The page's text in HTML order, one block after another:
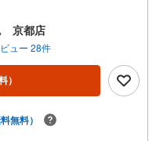
物件:建売価格で「理想」を
で「理想」が叶うのか？
完結させることで中間コス
さ」と「性能」に還元しま
い。専属FPによる無料相談
教育費や老後資金など将来
イス 「最適な銀行は？」
京都店
ュー 28件
）
無料）